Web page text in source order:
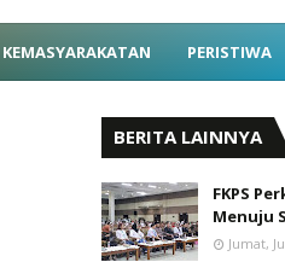
KEMASYARAKATAN PERISTIWA
BERITA LAINNYA
FKPS
Menuju
Jumat,